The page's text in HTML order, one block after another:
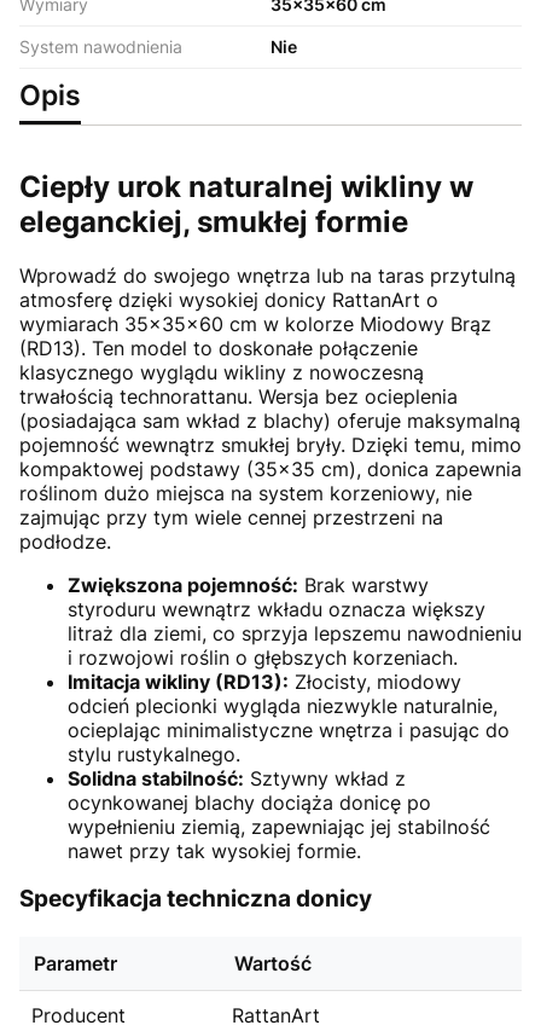
System nawodnienia Nie
Opis
Ciepły urok naturalnej wikliny w
eleganckiej, smukłej formie
Wprowadź do swojego wnętrza lub na taras przytulną
atmosferę dzięki wysokiej donicy RattanArt o
wymiarach 35x35x60 cm w kolorze Miodowy Brąz
(RD13). Ten model to doskonałe połączenie
klasycznego wyglądu wikliny z nowoczesną
trwałością technorattanu. Wersja bez ocieplenia
(posiadająca sam wkład z blachy) oferuje maksymalną
pojemność wewnątrz smukłej bryły. Dzięki temu, mimo
kompaktowej podstawy (35x35 cm), donica zapewnia
roślinom dużo miejsca na system korzeniowy, nie
zajmując przy tym wiele cennej przestrzeni na
podłodze.
Zwiększona pojemność: Brak warstwy
styroduru wewnątrz wkładu oznacza większy
litraż dla ziemi, co sprzyja lepszemu nawodnieniu
i rozwojowi roślin o głębszych korzeniach.
Imitacja wikliny (RD13): Złocisty, miodowy
odcień plecionki wygląda niezwykle naturalnie,
ocieplając minimalistyczne wnętrza i pasując do
stylu rustykalnego.
Solidna stabilność: Sztywny wkład z
ocynkowanej blachy dociąża donicę po
wypełnieniu ziemią, zapewniając jej stabilność
nawet przy tak wysokiej formie.
Specyfikacja techniczna donicy
Parametr Wartość
Producent RattanArt